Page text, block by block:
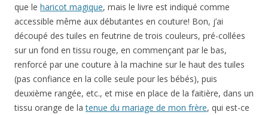
que le haricot magique, mais le livre est indiqué comme
accessible même aux débutantes en couture! Bon, j’ai
découpé des tuiles en feutrine de trois couleurs, pré-collées
sur un fond en tissu rouge, en commençant par le bas,
renforcé par une couture à la machine sur le haut des tuiles
(pas confiance en la colle seule pour les bébés), puis
deuxième rangée, etc., et mise en place de la faitière, dans un
tissu orange de latenue du mariage de mon frère, qui est-ce